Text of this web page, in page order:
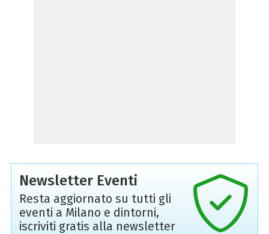
Newsletter Eventi
Resta aggiornato su tutti gli
eventi a Milano e dintorni,
iscriviti gratis alla newsletter